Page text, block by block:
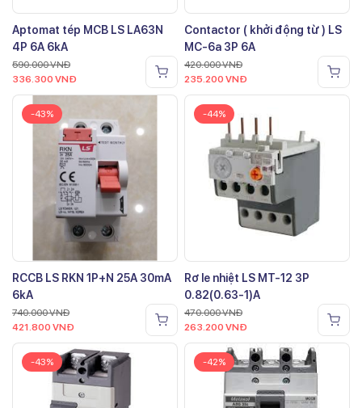
Aptomat tép MCB LS LA63N
4P 6A 6kA
590.000VNĐ
336.300 VNĐ
Contactor ( khởi động từ ) LS
MC-6a 3P 6A
420.000VNĐ
235.200 VNĐ
-43%
RCCB LS RKN 1P+N 25A 30mA
6kA
740.000VNĐ
421.800 VNĐ
-44%
Rơ le nhiệt LS MT-12 3P
0.82(0.63-1)A
470.000VNĐ
263.200 VNĐ
-43% -42%